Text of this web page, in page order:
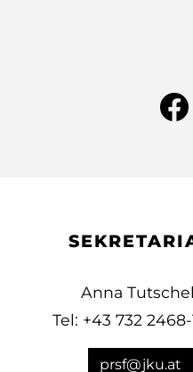
Anna
Tel: +43 732
prsf@jku.at